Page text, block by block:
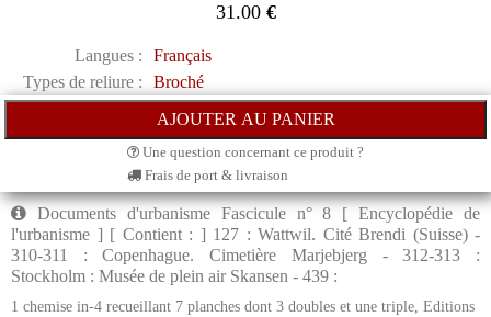
31.00€
Langues :
Français
Types de reliure :
Broché
Une question concernant ce produit ?
Frais de port & livraison
Documents d'urbanisme Fascicule n° 8 [ Encyclopédie de
l'urbanisme ] [ Contient : ] 127 : Wattwil. Cité Brendi (Suisse) -
310-311 : Copenhague. Cimetière Marjebjerg - 312-313 :
Stockholm : Musée de plein air Skansen - 439 :
1 chemise in-4 recueillant 7 planches dont 3 doubles et une triple, Editions